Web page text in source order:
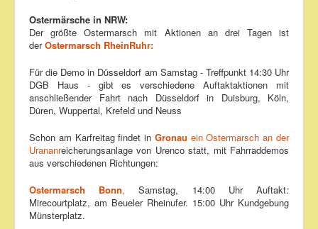
Ostermärsche in NRW:
Der größte Ostermarsch mit Aktionen an drei Tagen ist
der Ostermarsch RheinRuhr:
Für die Demo in Düsseldorf am Samstag - Treffpunkt 14:30 Uhr
DGB Haus - gibt es verschiedene Auftaktaktionen mit
anschließender Fahrt nach Düsseldorf in Duisburg, Köln,
Düren, Wuppertal, Krefeld und Neuss
Schon am Karfreitag findet in Gronau ein Ostermarsch an der
Urananreicherungsanlage von Urenco statt, mit Fahrraddemos
aus verschiedenen Richtungen:
Ostermarsch Bonn, Samstag, 14:00 Uhr Auftakt:
Mirecourtplatz, am Beueler Rheinufer. 15:00 Uhr Kundgebung
Münsterplatz.